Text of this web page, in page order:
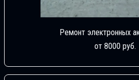
Ремонт электронных
от 8000 руб.